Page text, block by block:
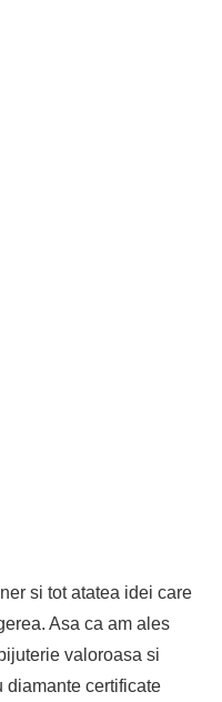
si tot atatea idei care
Asa ca am ales
valoroasa si
diamante certificate